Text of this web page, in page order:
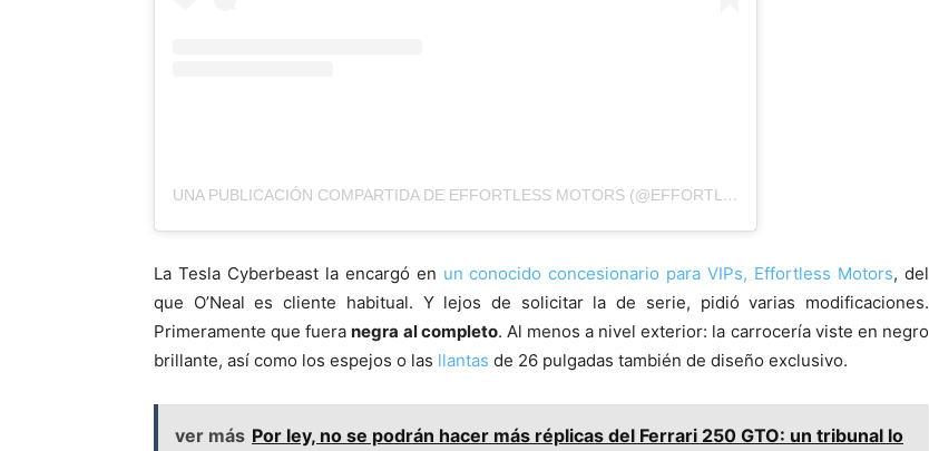
UNA PUBLICACIÓN COMPARTIDA DE EFFORTLESS MOTORS (@EFFORTLESS_MOTORS)
La Tesla Cyberbeast la encargó en un conocido concesionario para VIPs, Effortless Motors, del
que O’Neal es cliente habitual. Y lejos de solicitar la de serie, pidió varias modificaciones.
Primeramente que fueranegra al completo. Al menos a nivel exterior: la carrocería viste en negro
brillante, así como los espejos o las llantas de 26 pulgadas también de diseño exclusivo.
ver más Por ley, no se podrán hacer más réplicas del Ferrari 250 GTO: un tribunal lo